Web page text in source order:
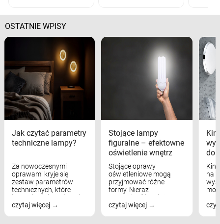
OSTATNIE WPISY
Jak czytać parametry
techniczne lampy?
Za nowoczesnymi
oprawami kryje się
zestaw parametrów
technicznych, które
bezpośrednio wpływają
na komfort widzenia,
czytaj więcej
Stojące lampy
figuralne – efektowne
oświetlenie wnętrz
Stojące oprawy
oświetleniowe mogą
przyjmować różne
formy. Nieraz
wspominaliśmy już
modele na łukowych
czytaj więcej
na